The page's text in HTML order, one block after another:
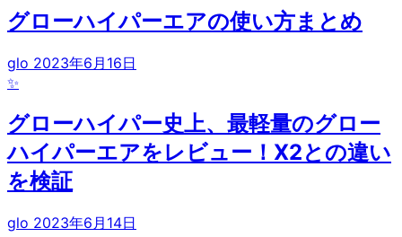
グローハイパーエアの使い方まとめ
glo 2023年6月16日
✨
グローハイパー史上、最軽量のグロー
ハイパーエアをレビュー！X2との違い
を検証
glo 2023年6月14日